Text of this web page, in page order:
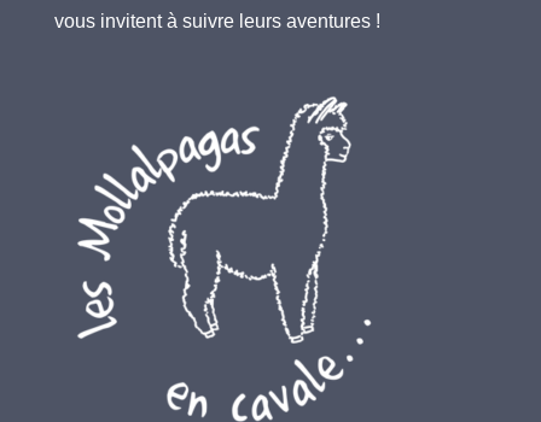
vous invitent à suivre leurs aventures !